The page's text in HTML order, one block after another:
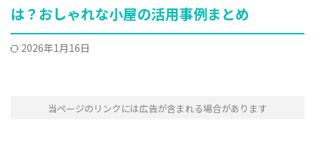
は？おしゃれな小屋の活用事例まとめ
2026年1月16日
当ページのリンクには広告が含まれる場合があります